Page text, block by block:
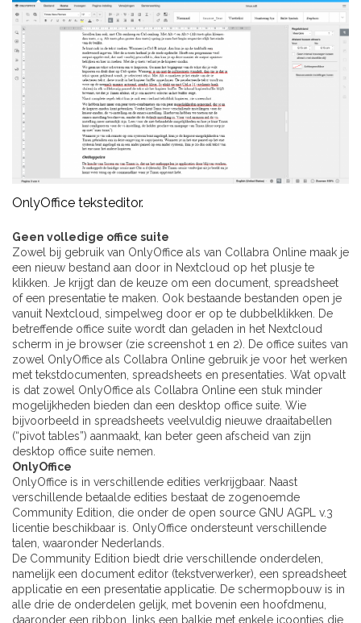
OnlyOffice teksteditor.
Geen volledige office suite
Zowel bij gebruik van OnlyOffice als van Collabra Online maak je
een nieuw bestand aan door in Nextcloud op het plusje te
klikken. Je krijgt dan de keuze om een document, spreadsheet
of een presentatie te maken. Ook bestaande bestanden open je
vanuit Nextcloud, simpelweg door er op te dubbelklikken. De
betreffende office suite wordt dan geladen in het Nextcloud
scherm in je browser (zie screenshot 1 en 2). De office suites van
zowel OnlyOffice als Collabra Online gebruik je voor het werken
met tekstdocumenten, spreadsheets en presentaties. Wat opvalt
is dat zowel OnlyOffice als Collabra Online een stuk minder
mogelijkheden bieden dan een desktop office suite. Wie
bijvoorbeeld in spreadsheets veelvuldig nieuwe draaitabellen
(“pivot tables”) aanmaakt, kan beter geen afscheid van zijn
desktop office suite nemen.
OnlyOffice
OnlyOffice is in verschillende edities verkrijgbaar. Naast
verschillende betaalde edities bestaat de zogenoemde
Community Edition, die onder de open source GNU AGPL v.3
licentie beschikbaar is. OnlyOffice ondersteunt verschillende
talen, waaronder Nederlands.
De Community Edition biedt drie verschillende onderdelen,
namelijk een document editor (tekstverwerker), een spreadsheet
applicatie en een presentatie applicatie. De schermopbouw is in
alle drie de onderdelen gelijk, met bovenin een hoofdmenu,
daaronder een ribbon, links een balkje met enkele icoontjes die